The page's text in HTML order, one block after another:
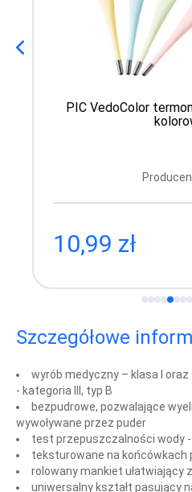
PIC VedoColor
10,99 zł
Szczegółowe
wyrób medyczny – klasa I
- kategoria III, typ B
bezpudrowe, pozwalające
wywoływane przez puder
test przepuszczalności wody -
teksturowane na końcówkach
rolowany mankiet ułatwiający
uniwersalny kształt pasujący